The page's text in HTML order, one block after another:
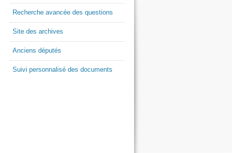
Recherche avancée des questions
Site des archives
Anciens députés
Suivi personnalisé des documents